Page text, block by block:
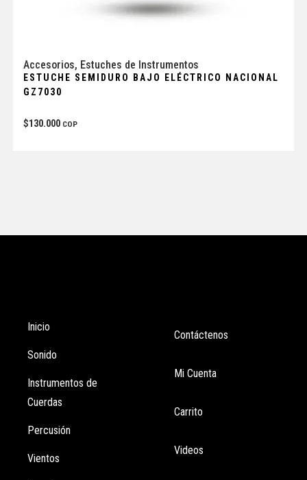
Accesorios, Estuches de Instrumentos
ESTUCHE SEMIDURO BAJO ELÉCTRICO NACIONAL
GZ7030
$130.000 COP
Inicio
Sonido
Instrumentos de
Cuerdas
Percusión
Vientos
Contáctenos
Mi Cuenta
Carrito
Videos